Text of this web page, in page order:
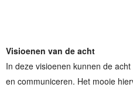
Visioenen van de acht
In deze visioenen kunnen de
en communiceren. Het mooie